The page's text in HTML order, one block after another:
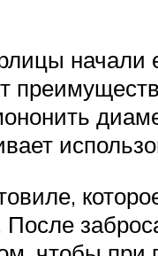
начали
После